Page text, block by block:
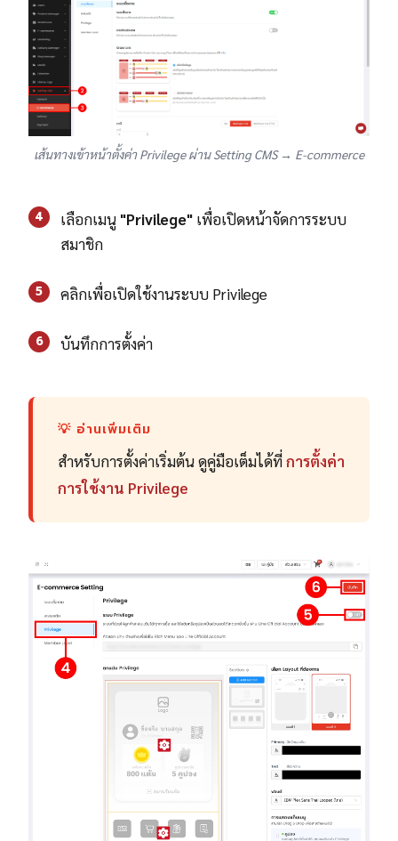
เส้นทางเข้าหน้าตั้งค่า Privilege ผ่าน Setting CMS → E-commerce
4 เลือกเมนู "Privilege" เพื่อเปิดหน้าจัดการระบบ
สมาชิก
5 คลิกเพื่อเปิดใช้งานระบบ Privilege
6 บันทึกการตั้งค่า
💡 อ่านเพิ่มเติม
สำหรับการตั้งค่าเริ่มต้น ดูคู่มือเต็มได้ที่การตั้งค่า
การใช้งาน Privilege